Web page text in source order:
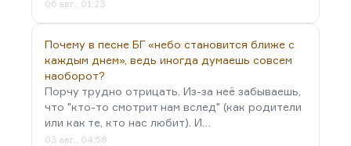
06 авг., 01:23
Почему в песне БГ «небо становится ближе с
каждым днем», ведь иногда думаешь совсем
наоборот?
Порчу трудно отрицать. Из-за неё забываешь,
что "кто-то смотрит нам вслед" (как родители
или как те, кто нас любит). И…
03 авг., 04:58